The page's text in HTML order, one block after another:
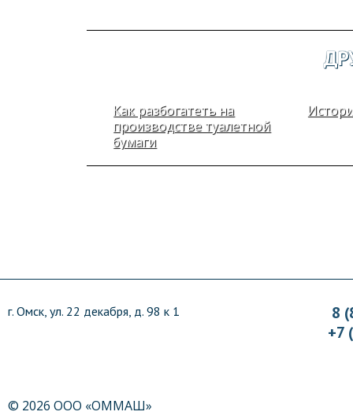
Как разбогатеть на
производстве туалетной
бумаги
г. Омск, ул. 22 декабря, д. 98 к 1
8
+7
© 2026 ООО «ОММАШ»